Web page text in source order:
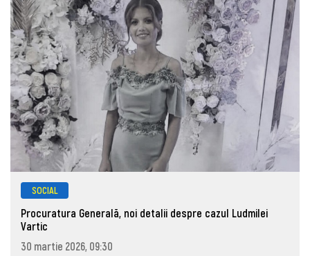
SOCIAL
Procuratura Generală, noi detalii despre cazul Ludmilei
Vartic
30 martie 2026, 09:30